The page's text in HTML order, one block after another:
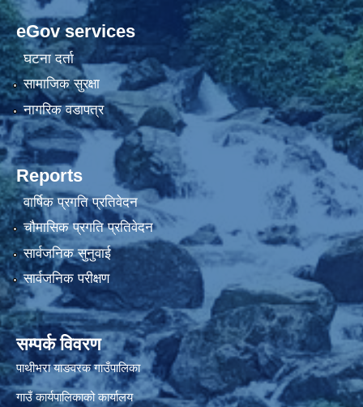
eGov services
घटना दर्ता
सामाजिक सुरक्षा
नागरिक वडापत्र
Reports
वार्षिक प्रगति प्रतिवेदन
चौमासिक प्रगति प्रतिवेदन
सार्वजनिक सुनुवाई
सार्वजनिक परीक्षण
सम्पर्क विवरण
पाथीभरा याङवरक गाउँपालिका
गाउँ कार्यपालिकाको कार्यालय